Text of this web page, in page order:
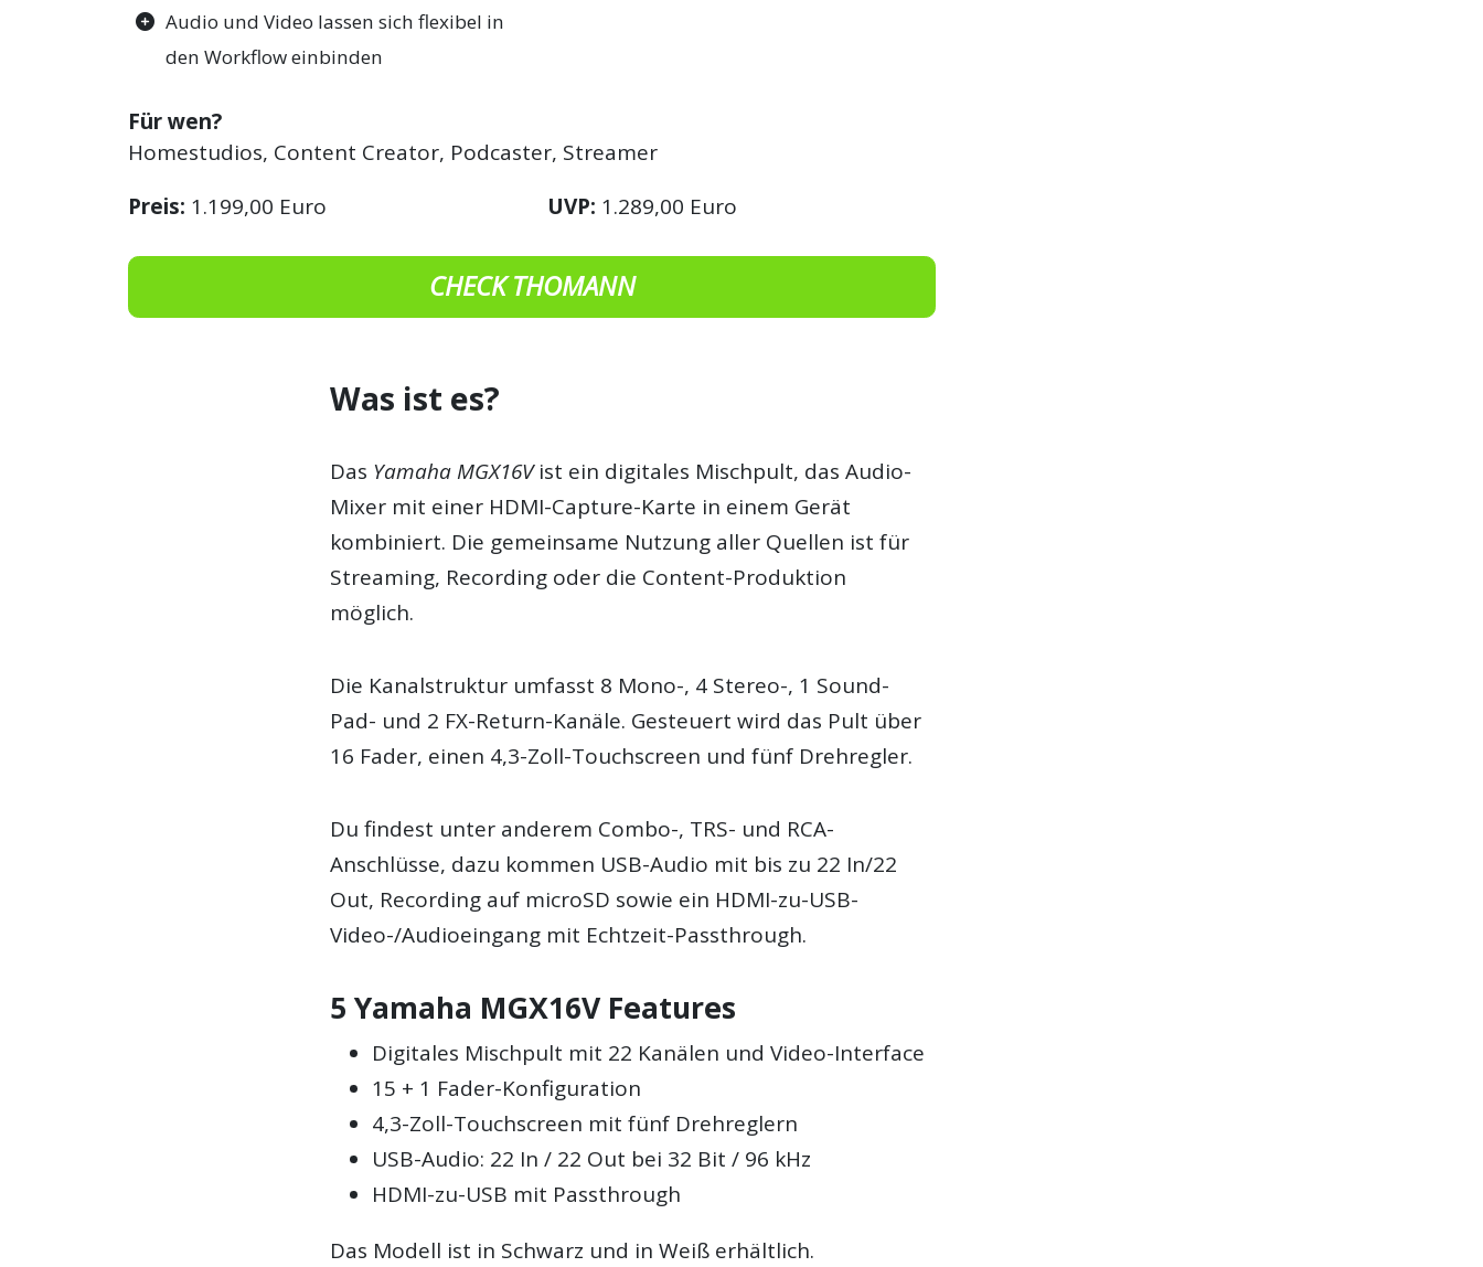
Audio und Video lassen sich flexibel in
den Workflow einbinden
Für wen?
Homestudios, Content Creator, Podcaster, Streamer
Preis: 1.199,00 Euro UVP: 1.289,00 Euro
CHECK THOMANN
Was ist es?
Das Yamaha MGX16Vist ein digitales Mischpult, das Audio-
Mixer mit einer HDMI-Capture-Karte in einem Gerät
kombiniert. Die gemeinsame Nutzung aller Quellen ist für
Streaming, Recording oder die Content-Produktion
möglich.
Die Kanalstruktur umfasst 8 Mono-, 4 Stereo-, 1 Sound-
Pad- und 2 FX-Return-Kanäle. Gesteuert wird das Pult über
16 Fader, einen 4,3-Zoll-Touchscreen und fünf Drehregler.
Du findest unter anderem Combo-, TRS- und RCA-
Anschlüsse, dazu kommen USB-Audio mit bis zu 22 In/22
Out, Recording auf microSD sowie ein HDMI-zu-USB-
Video-/Audioeingang mit Echtzeit-Passthrough.
5 Yamaha MGX16V Features
Digitales Mischpult mit 22 Kanälen und Video-Interface
15 + 1 Fader-Konfiguration
4,3-Zoll-Touchscreen mit fünf Drehreglern
USB-Audio: 22 In / 22 Out bei 32 Bit / 96 kHz
HDMI-zu-USB mit Passthrough
Das Modell ist in Schwarz und in Weiß erhältlich.